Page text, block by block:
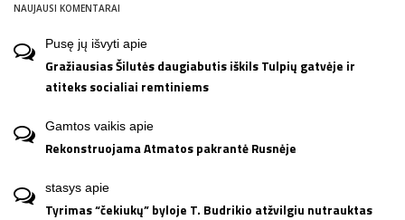
NAUJAUSI KOMENTARAI
Pusę jų išvyti apie
Gražiausias Šilutės daugiabutis iškils Tulpių gatvėje ir
atiteks socialiai remtiniems
Gamtos vaikis apie
Rekonstruojama Atmatos pakrantė Rusnėje
stasys apie
Tyrimas “čekiukų” byloje T. Budrikio atžvilgiu nutrauktas